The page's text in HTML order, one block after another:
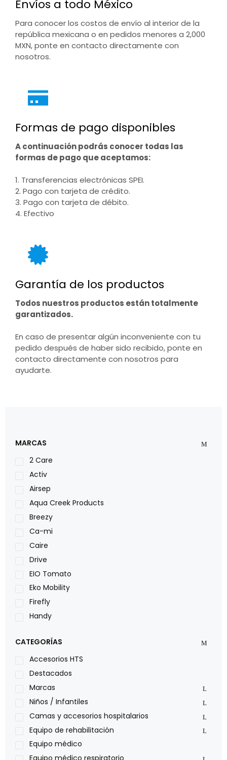
Envíos a todo México
Para conocer los costos de envío al interior de la
república mexicana o en pedidos menores a 2,000
MXN, ponte en contacto directamente con
nosotros.
Formas de pago disponibles
A continuación podrás conocer todas las
formas de pago que aceptamos:
1. Transferencias electrónicas SPEI.
2. Pago con tarjeta de crédito.
3. Pago con tarjeta de débito.
4. Efectivo
Garantía de los productos
Todos nuestros productos están totalmente
garantizados.
En caso de presentar algún inconveniente con tu
pedido después de haber sido recibido, ponte en
contacto directamente con nosotros para
ayudarte.
MARCAS
2 Care
Activ
Airsep
Aqua Creek Products
Breezy
Ca-mi
Caire
Drive
EIO Tomato
Eko Mobility
Firefly
Handy
Leggero
Lumex
Medical Store
Nidek
Oxiplus
Philips
Pride
Roho
Sillas de ruedas Everest Jennings
CATEGORÍAS
Accesorios HTS
Destacados
Marcas
Niños / Infantiles
Camas y accesorios hospitalarios
Equipo de rehabilitación
Equipo médico